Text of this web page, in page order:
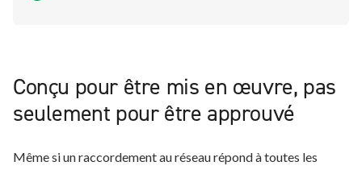
Conçu pour être mis en œuvre, pas
seulement pour être approuvé
Même si un raccordement au réseau répond à toutes les